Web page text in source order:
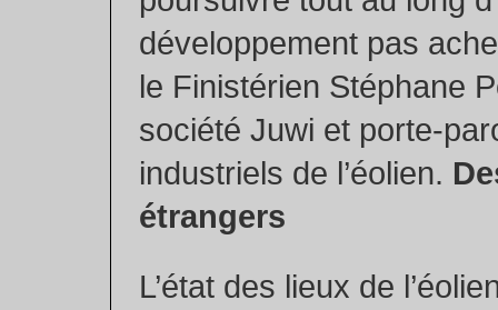
développement pas
le Finistérien Stéphane
société Juwi et porte-
industriels de l’éolien.
étrangers
L’état des lieux de